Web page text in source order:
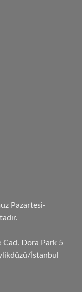
Pazartesi-
Cad. Dora Park 5
İstanbul